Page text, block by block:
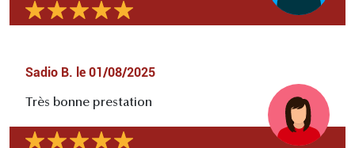
Sadio B. le 01/08/2025
Très bonne prestation